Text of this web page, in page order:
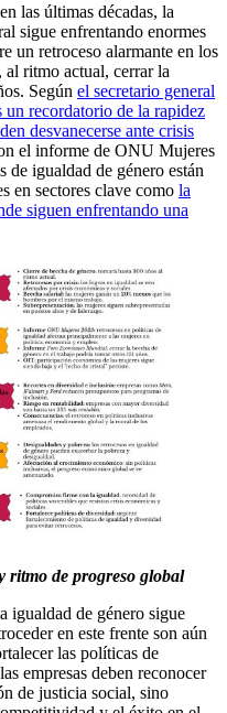
las últimas décadas, la
sigue enfrentando enormes
un retroceso alarmante en los
al ritmo actual, cerrar la
Según el secretario general
recordatorio de la rapidez
desvanecerse ante crisis
el informe de ONU Mujeres
de igualdad de género están
en sectores clave como la
siguen enfrentando una
ritmo de progreso global
igualdad de género sigue
en este frente son aún
las políticas de
empresas deben reconocer
de justicia social, sino